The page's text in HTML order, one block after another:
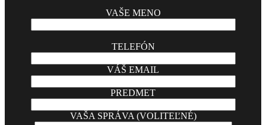
VAŠE MENO
TELEFÓN
VÁŠ EMAIL
PREDMET
VAŠA SPRÁVA (VOLITEĽNÉ)